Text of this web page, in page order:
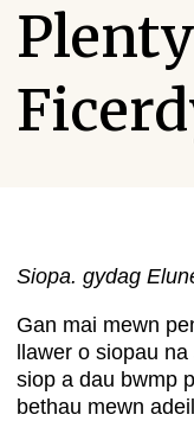
Siopa. gydag
Gan mai mewn
llawer o siopau
siop a dau bwmp
bethau mewn